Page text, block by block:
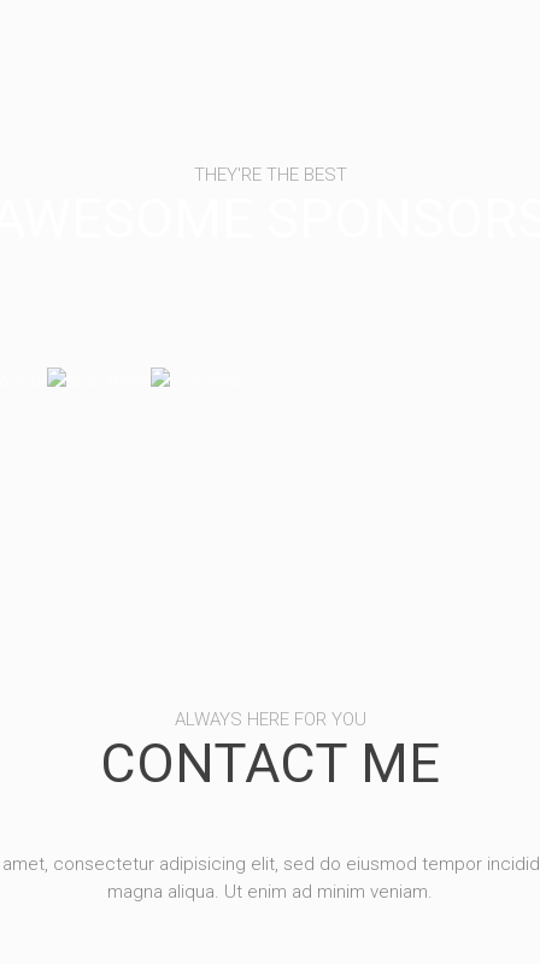
THEY'RE THE BEST
ALWAYS HERE FOR YOU
CONTACT ME
consectetur adipisicing elit, sed do eiusmod tempor
magna aliqua. Ut enim ad minim veniam.